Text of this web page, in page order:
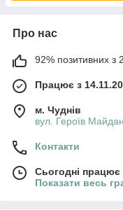
Про нас
92% позитивних з
Працює з
м. Чуднів
вул. Героїв
Контакти
Сьогодні працює
Показати весь